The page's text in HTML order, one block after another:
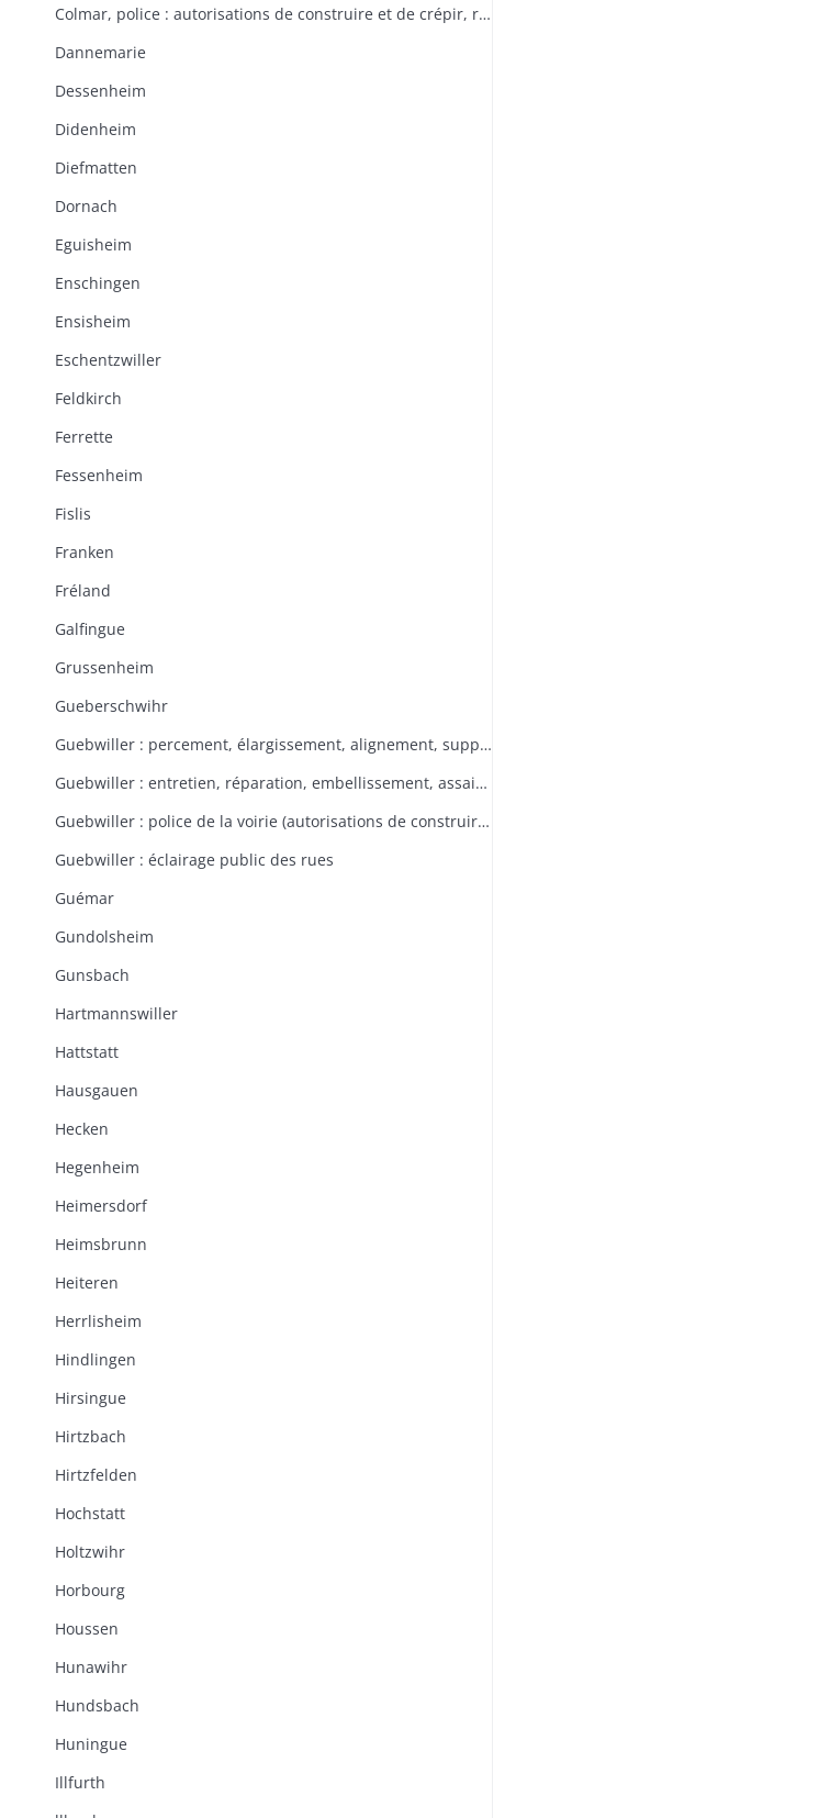
Colmar, police : autorisations de construire et de crépir, respect de l'alignement
Dannemarie
Dessenheim
Didenheim
Diefmatten
Dornach
Eguisheim
Enschingen
Ensisheim
Eschentzwiller
Feldkirch
Ferrette
Fessenheim
Fislis
Franken
Fréland
Galfingue
Grussenheim
Gueberschwihr
Guebwiller : percement, élargissement, alignement, suppression de rues et places
Guebwiller : entretien, réparation, embellissement, assainissement des rues et places
Guebwiller : police de la voirie (autorisations de construire, tolérances, contraventions, délits, servitudes)
Guebwiller : éclairage public des rues
Guémar
Gundolsheim
Gunsbach
Hartmannswiller
Hattstatt
Hausgauen
Hecken
Hegenheim
Heimersdorf
Heimsbrunn
Heiteren
Herrlisheim
Hindlingen
Hirsingue
Hirtzbach
Hirtzfelden
Hochstatt
Holtzwihr
Horbourg
Houssen
Hunawihr
Hundsbach
Huningue
Illfurth